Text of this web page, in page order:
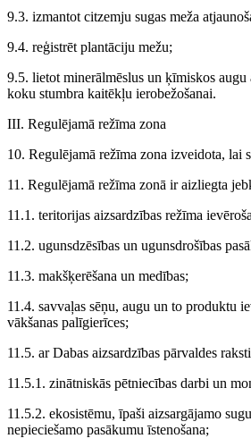
9.3. izmantot citzemju sugas meža
9.4. reģistrēt plantāciju mežu;
9.5. lietot minerālmēslus un ķīmiskos
koku stumbra kaitēkļu ierobežošanai.
III. Regulējamā režīma zona
10. Regulējamā režīma zona izveidota, lai
11. Regulējamā režīma zonā ir aizliegta
11.1. teritorijas aizsardzības režīma
11.2. ugunsdzēsības un ugunsdrošības
11.3. makšķerēšana un medības;
11.4. savvaļas sēņu, augu un to produktu
vākšanas palīgierīces;
11.5. ar Dabas aizsardzības pārvaldes
11.5.1. zinātniskās pētniecības darbi un
11.5.2. ekosistēmu, īpaši aizsargājamo
nepieciešamo pasākumu īstenošana;